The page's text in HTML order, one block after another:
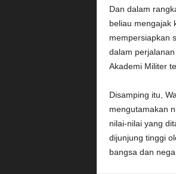
Dan dalam
beliau mengajak
mempersiapkan
dalam
Akademi Militer
Disamping itu,
mengutamakan
nilai-nilai yang
dijunjung tinggi
bangsa dan